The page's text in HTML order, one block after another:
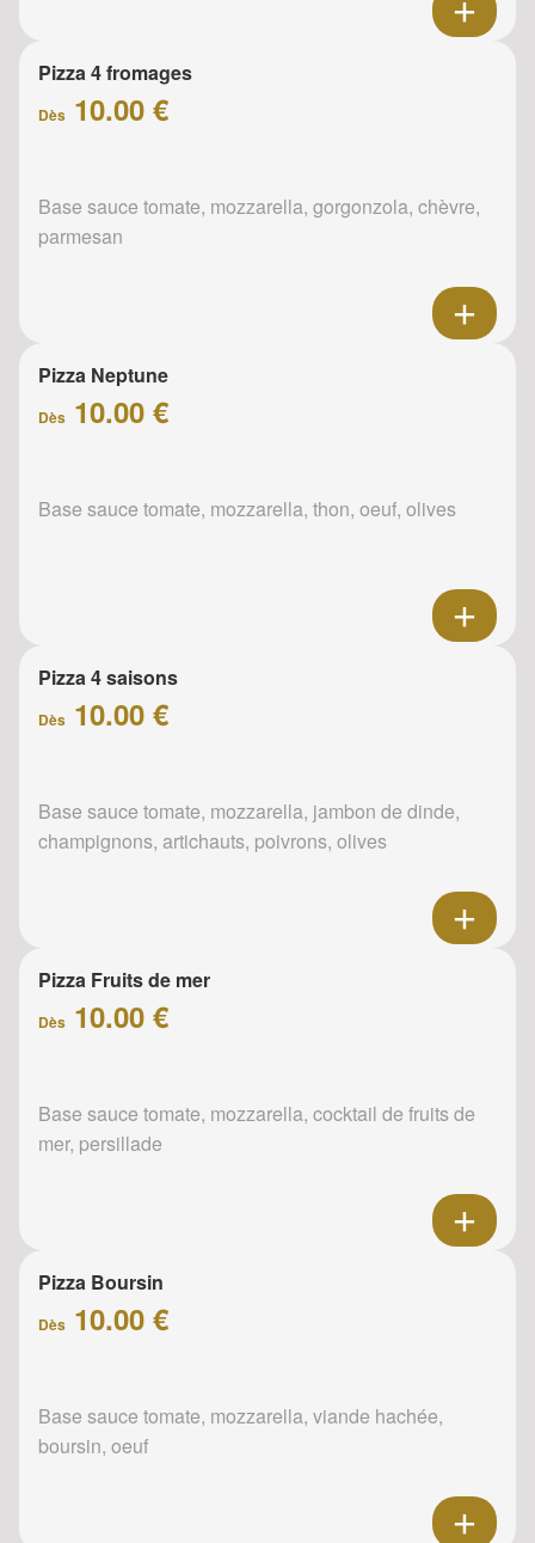
Pizza 4 fromages
Dès 10.00 €
Base sauce tomate, mozzarella, gorgonzola, chèvre,
parmesan
Pizza Neptune
Dès 10.00 €
Base sauce tomate, mozzarella, thon, oeuf, olives
Pizza 4 saisons
Dès 10.00 €
Base sauce tomate, mozzarella, jambon de dinde,
champignons, artichauts, poivrons, olives
Pizza Fruits de mer
Dès 10.00 €
Base sauce tomate, mozzarella, cocktail de fruits de
mer, persillade
Pizza Boursin
Dès 10.00 €
Base sauce tomate, mozzarella, viande hachée,
boursin, oeuf